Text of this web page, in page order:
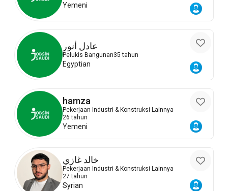
Yemeni
عادل أنور
Pelukis Bangunan35 tahun
Egyptian
hamza
Pekerjaan Industri & Konstruksi Lainnya
26 tahun
Yemeni
خالد غازي
Pekerjaan Industri & Konstruksi Lainnya
27 tahun
Syrian